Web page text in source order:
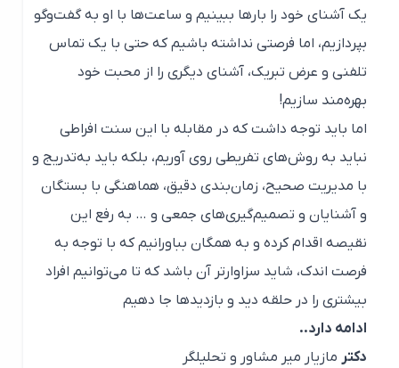
یک آشنای خود را بارها ببینیم و ساعت‌ها با او به گفت‌وگو
بپردازیم، اما فرصتی نداشته باشیم که حتی با یک تماس
تلفنی و عرض تبریک، آشنای دیگری را از محبت خود
بهره‌مند سازیم!
اما باید توجه داشت که در مقابله با این سنت افراطی
نباید به روش‌های تفریطی روی آوریم، بلکه باید به‌تدریج و
با مدیریت صحیح، زمان‌بندی دقیق، هماهنگی با بستگان
و آشنایان و تصمیم‌گیری‌های جمعی و … به رفع این
نقیصه اقدام کرده و به همگان بباورانیم که با توجه به
فرصت اندک، شاید سزاوارتر آن باشد که تا می‌توانیم افراد
بیشتری را در حلقه دید و بازدیدها جا دهیم
ادامه دارد..
مازیار میر مشاور و تحلیلگر